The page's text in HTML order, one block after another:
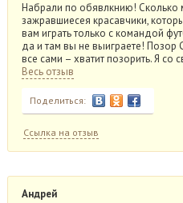
Набрали по обявлкнию! Сколько
зажравшиесея красавчики,
вам играть только с командой
да и там вы не выиграете! Позор
все сами – хватит позорить. Я со
Весь отзыв
Поделиться:
Ссылка на отзыв
Андрей